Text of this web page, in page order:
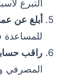
التبرع
أبلغ عن
راقب
المصرفي